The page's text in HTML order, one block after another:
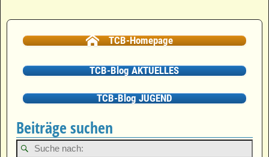
TCB-Homepage
TCB-Blog AKTUELLES
TCB-Blog JUGEND
Beiträge suchen